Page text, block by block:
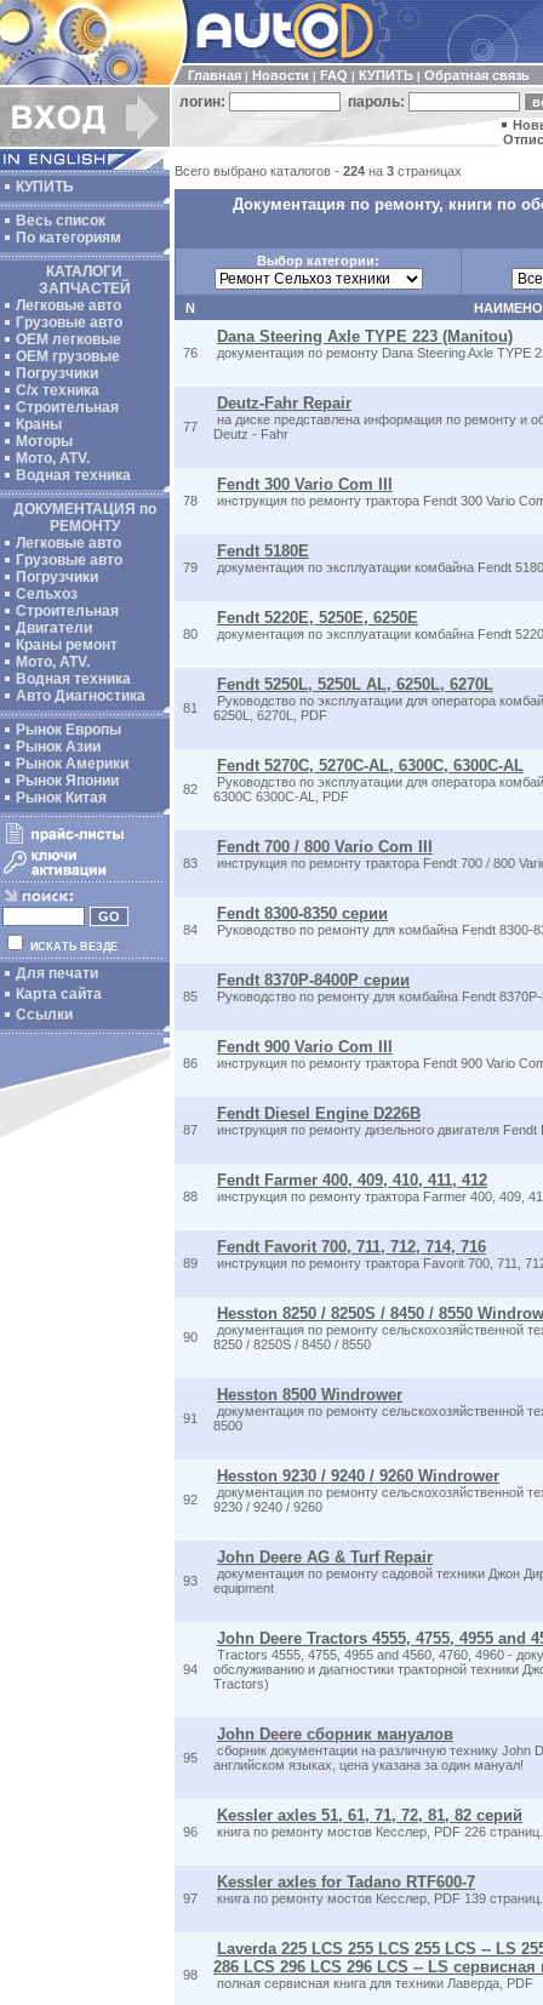
Главная Новости FAQ КУПИТЬ Обратная связь
логин: пароль:
КУПИТЬ
Весь список
По категориям
КАТАЛОГИ
ЗАПЧАСТЕЙ
Легковые авто
Грузовые авто
ОЕМ легковые
OEM грузовые
Погрузчики
С/х техника
Строительная
Краны
Моторы
Мото, ATV.
Водная техника
ДОКУМЕНТАЦИЯ по
РЕМОНТУ
Легковые авто
Грузовые авто
Погрузчики
Сельхоз
Строительная
Двигатели
Краны ремонт
Мото, ATV.
Водная техника
Авто Диагностика
Рынок Европы
Рынок Азии
Рынок Америки
Рынок Японии
Рынок Китая
ИСКАТЬ ВЕЗДЕ
Для печати
Карта сайта
Ссылки
Всего выбрано каталогов - 224 на 3 страницах
Документация по ремонту, книги по
Выбор категории:
N
76
Dana Steering Axle TYPE 223 (Manitou)
документация по ремонту Dana Steering Axle TYPE
77
Deutz-Fahr Repair
на диске представлена информация по ремонту и
Deutz - Fahr
78
Fendt 300 Vario Com III
инструкция по ремонту трактора Fendt 300 Vario
79
Fendt 5180E
документация по эксплуатации комбайна Fendt
80
Fendt 5220E, 5250E, 6250E
документация по эксплуатации комбайна Fendt
81
Fendt 5250L, 5250L AL, 6250L, 6270L
Руководство по эксплуатации для оператора
6250L, 6270L, PDF
82
Fendt 5270C, 5270C-AL, 6300C, 6300C-AL
Руководство по эксплуатации для оператора
6300C 6300C-AL, PDF
83
Fendt 700 / 800 Vario Com III
инструкция по ремонту трактора Fendt 700 / 800
84
Fendt 8300-8350 серии
Руководство по ремонту для комбайна Fendt 8300-
85
Fendt 8370P-8400P серии
Руководство по ремонту для комбайна Fendt
86
Fendt 900 Vario Com III
инструкция по ремонту трактора Fendt 900 Vario
87
Fendt Diesel Engine D226B
инструкция по ремонту дизельного двигателя Fendt
88
Fendt Farmer 400, 409, 410, 411, 412
инструкция по ремонту трактора Farmer 400, 409,
89
Fendt Favorit 700, 711, 712, 714, 716
инструкция по ремонту трактора Favorit 700, 711,
90
Hesston 8250 / 8250S / 8450 / 8550
документация по ремонту сельскохозяйственной
8250 / 8250S / 8450 / 8550
91
Hesston 8500 Windrower
документация по ремонту сельскохозяйственной
8500
92
Hesston 9230 / 9240 / 9260 Windrower
документация по ремонту сельскохозяйственной
9230 / 9240 / 9260
93
John Deere AG & Turf Repair
документация по ремонту садовой техники Джон
equipment
94
John Deere Tractors 4555, 4755, 4955 and
Tractors 4555, 4755, 4955 and 4560, 4760, 4960 -
обслуживанию и диагностики тракторной техники
Tractors)
95
John Deere сборник мануалов
сборник документации на различную технику John
английском языках, цена указана за один мануал!
96
Kessler axles 51, 61, 71, 72, 81, 82 серий
книга по ремонту мостов Кесслер, PDF 226 страниц.
97
Kessler axles for Tadano RTF600-7
книга по ремонту мостов Кесслер, PDF 139
98
Laverda 225 LCS 255 LCS 255 LCS -- LS
286 LCS 296 LCS 296 LCS -- LS сервисная
полная сервисная книга для техники Лаверда, PDF